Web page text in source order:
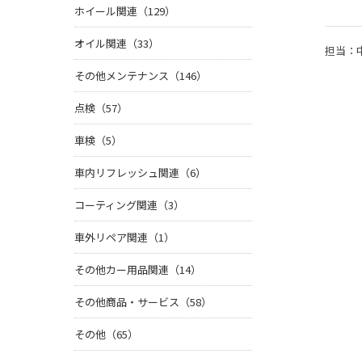
担当：
ホイール関連（129）
オイル関連（33）
その他メンテナンス（146）
点検（57）
車検（5）
車内リフレッシュ関連（6）
コーティング関連（3）
車外リペア関連（1）
その他カー用品関連（14）
その他商品・サービス（58）
その他（65）